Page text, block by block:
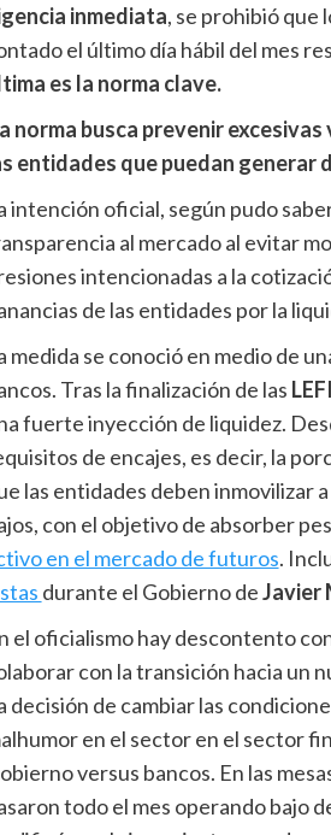
inmediata, se prohibió que
el último día hábil del mes
es la norma clave.
norma busca prevenir
entidades que puedan generar
intención oficial, según pudo
al mercado al evitar
intencionadas a la
de las entidades por la
medida se conoció en medio de
Tras la finalización de las LEFI
fuerte inyección de liquidez.
de encajes, es decir, la
las entidades deben inmovilizar
con el objetivo de absorber
en el mercado de futuros.
durante el Gobierno deJavier
el oficialismo hay descontento
con la transición hacia un
decisión de cambiar las
en el sector en el sector
versus bancos. En las
todo el mes operando bajo